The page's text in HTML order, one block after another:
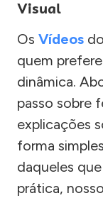
Visual
Os Vídeos
quem
dinâmica.
passo sobre
explicações
forma
daqueles
prática,